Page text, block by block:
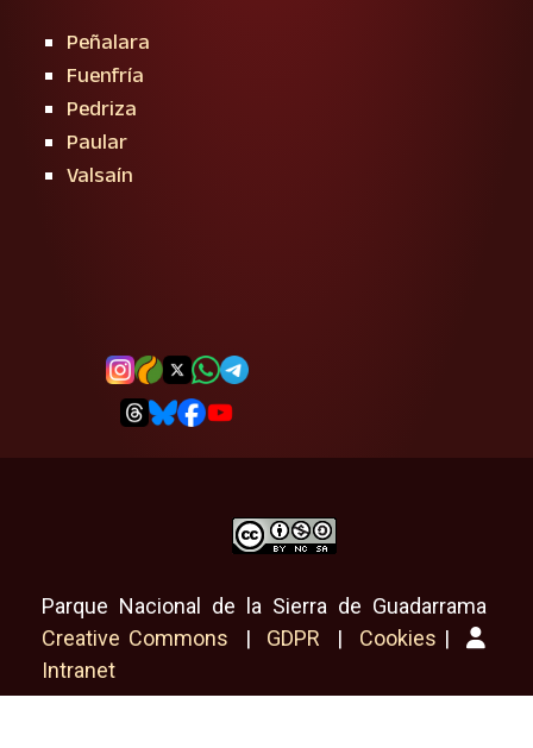
Peñalara
Fuenfría
Pedriza
Paular
Valsaín
Parque Nacional de la Sierra de Guadarrama
Creative Commons | GDPR | Cookies |
Intranet